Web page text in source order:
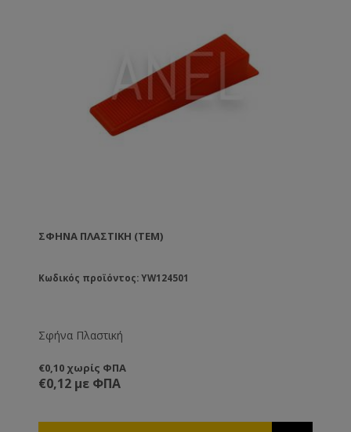
ΣΦΉΝΑ ΠΛΑΣΤΙΚΉ (ΤΕΜ)
Κωδικός προϊόντος: YW124501
Σφήνα Πλαστική
€0,10 χωρίς ΦΠΑ
€0,12 με ΦΠΑ